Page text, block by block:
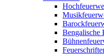
Bengalische